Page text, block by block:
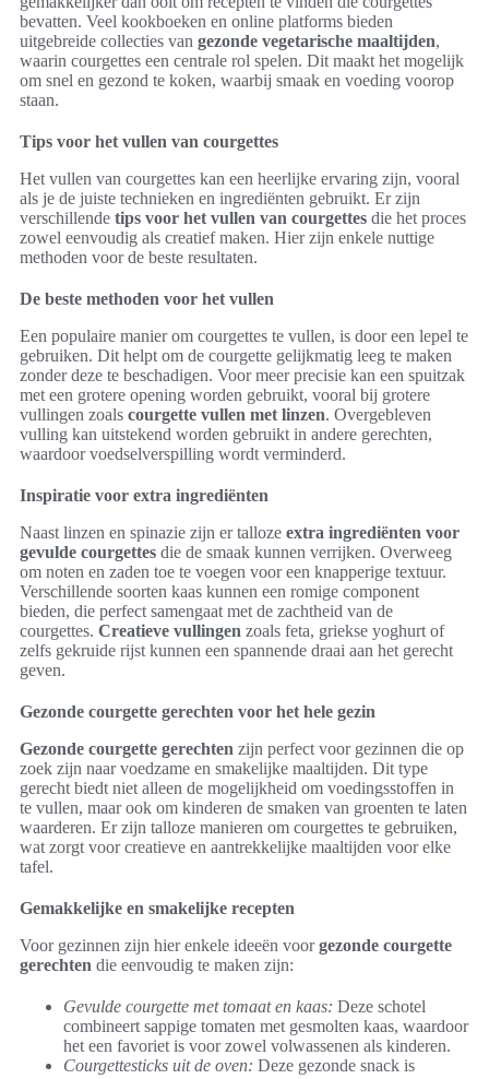
bevatten. Veel kookboeken en online platforms bieden
uitgebreide collecties van gezonde vegetarische maaltijden,
waarin courgettes een centrale rol spelen. Dit maakt het mogelijk
om snel en gezond te koken, waarbij smaak en voeding voorop
staan.
Tips voor het vullen van courgettes
Het vullen van courgettes kan een heerlijke ervaring zijn, vooral
als je de juiste technieken en ingrediënten gebruikt. Er zijn
verschillende tips voor het vullen van courgettes die het proces
zowel eenvoudig als creatief maken. Hier zijn enkele nuttige
methoden voor de beste resultaten.
De beste methoden voor het vullen
Een populaire manier om courgettes te vullen, is door een lepel te
gebruiken. Dit helpt om de courgette gelijkmatig leeg te maken
zonder deze te beschadigen. Voor meer precisie kan een spuitzak
met een grotere opening worden gebruikt, vooral bij grotere
vullingen zoals courgette vullen met linzen. Overgebleven
vulling kan uitstekend worden gebruikt in andere gerechten,
waardoor voedselverspilling wordt verminderd.
Inspiratie voor extra ingrediënten
Naast linzen en spinazie zijn er talloze extra ingrediënten voor
gevulde courgettes die de smaak kunnen verrijken. Overweeg
om noten en zaden toe te voegen voor een knapperige textuur.
Verschillende soorten kaas kunnen een romige component
bieden, die perfect samengaat met de zachtheid van de
courgettes. Creatieve vullingen zoals feta, griekse yoghurt of
zelfs gekruide rijst kunnen een spannende draai aan het gerecht
geven.
Gezonde courgette gerechten voor het hele gezin
Gezonde courgette gerechten zijn perfect voor gezinnen die op
zoek zijn naar voedzame en smakelijke maaltijden. Dit type
gerecht biedt niet alleen de mogelijkheid om voedingsstoffen in
te vullen, maar ook om kinderen de smaken van groenten te laten
waarderen. Er zijn talloze manieren om courgettes te gebruiken,
wat zorgt voor creatieve en aantrekkelijke maaltijden voor elke
tafel.
Gemakkelijke en smakelijke recepten
Voor gezinnen zijn hier enkele ideeën voorgezonde courgette
gerechten die eenvoudig te maken zijn:
Gevulde courgette met tomaat en kaas: Deze schotel
combineert sappige tomaten met gesmolten kaas, waardoor
het een favoriet is voor zowel volwassenen als kinderen.
Courgettesticks uit de oven: Deze gezonde snack is